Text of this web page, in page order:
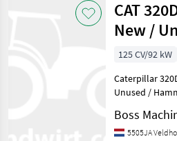
Certificate
CAT
New /
125 CV/92 kW
Caterpillar
Unused /
number:
Type 320D3 GC
Boss
5505JA